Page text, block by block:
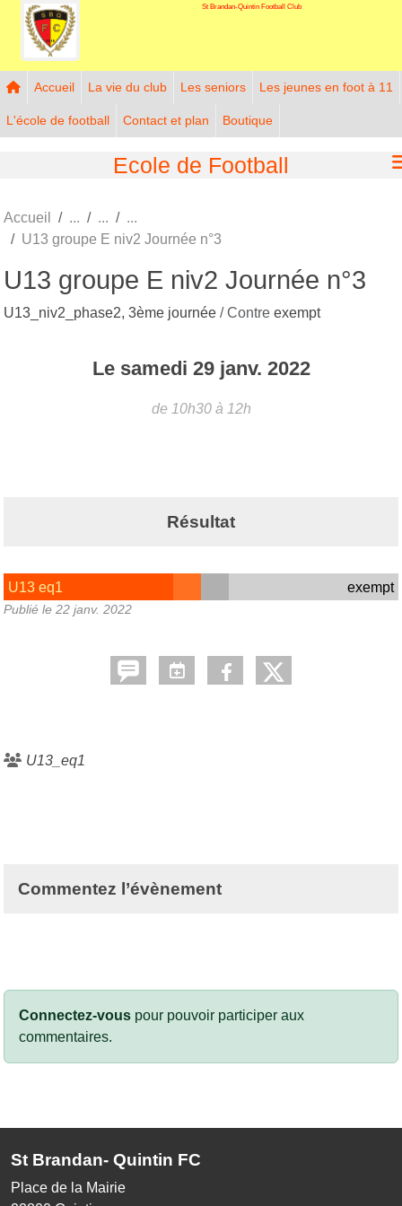
St Brandan-Quintin Football Club
Accueil La vie du club Les seniors Les jeunes en foot à 11
L'école de football Contact et plan Boutique
Ecole de Football
Accueil
U13 groupe E niv2 Journée n°3
U13 groupe E niv2 Journée n°3
U13_niv2_phase2, 3ème journée / Contre exempt
Le samedi 29 janv. 2022
de 10h30 à 12h
Résultat
U13 eq1 exempt
Publié le 22 janv. 2022
U13_eq1
Commentez l’évènement
Connectez-vous pour pouvoir participer aux
commentaires.
St Brandan- Quintin FC
Place de la Mairie
Panneau de gestion des cookies